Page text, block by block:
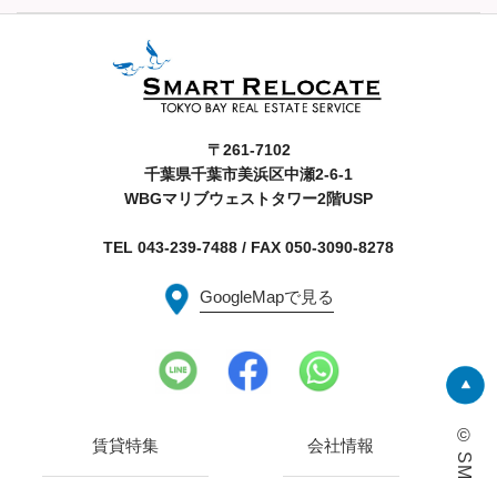
〒261-7102
千葉県千葉市美浜区中瀬2-6-1
WBGマリブウェストタワー2階USP
TEL 043-239-7488 / FAX 050-3090-8278
GoogleMapで見る
賃貸特集 会社情報